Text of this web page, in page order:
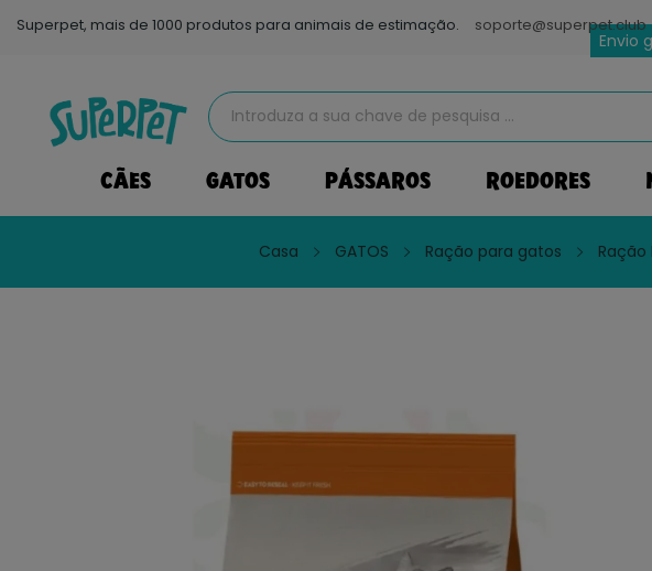
Superpet, mais de 1000 produtos para animais de estimação. soporte@superpet.club
Envio
CÃES GATOS PÁSSAROS ROEDORES
Casa GATOS Ração para gatos Ração